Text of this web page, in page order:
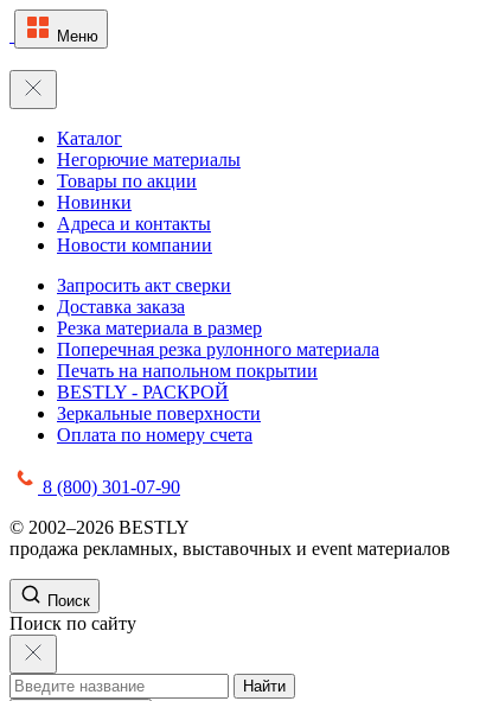
Меню
Каталог
Негорючие материалы
Товары по акции
Новинки
Адреса и контакты
Новости компании
Запросить акт сверки
Доставка заказа
Резка материала в размер
Поперечная резка рулонного материала
Печать на напольном покрытии
BESTLY - РАСКРОЙ
Зеркальные поверхности
Оплата по номеру счета
8 (800) 301-07-90
© 2002–2026 BESTLY
продажа рекламных, выставочных и event материалов
Поиск
Поиск по сайту
Найти